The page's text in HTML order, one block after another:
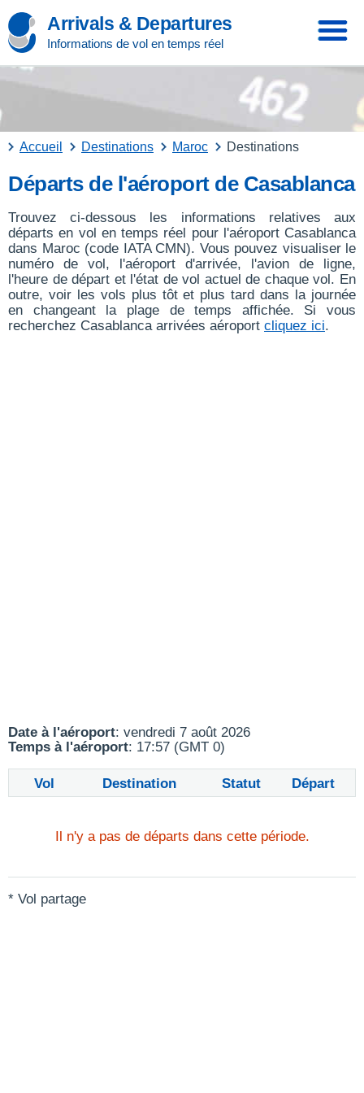
Arrivals & Departures
Informations de vol en temps réel
Accueil Destinations Maroc Destinations
Départs de l'aéroport de Casablanca
Trouvez ci-dessous les informations relatives aux
départs en vol en temps réel pour l'aéroport Casablanca
dans Maroc (code IATA CMN). Vous pouvez visualiser le
numéro de vol, l'aéroport d'arrivée, l'avion de ligne,
l'heure de départ et l'état de vol actuel de chaque vol. En
outre, voir les vols plus tôt et plus tard dans la journée
en changeant la plage de temps affichée. Si vous
recherchez Casablanca arrivées aéroport cliquez ici.
Date à l'aéroport: vendredi 7 août 2026
Temps à l'aéroport: 17:57 (GMT 0)
Vol Destination Statut Départ
Il n'y a pas de départs dans cette période.
* Vol partage